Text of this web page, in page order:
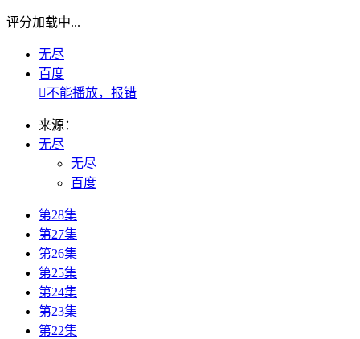
评分加载中...
无尽
百度
不能播放，报错
来源：
无尽
无尽
百度
第28集
第27集
第26集
第25集
第24集
第23集
第22集